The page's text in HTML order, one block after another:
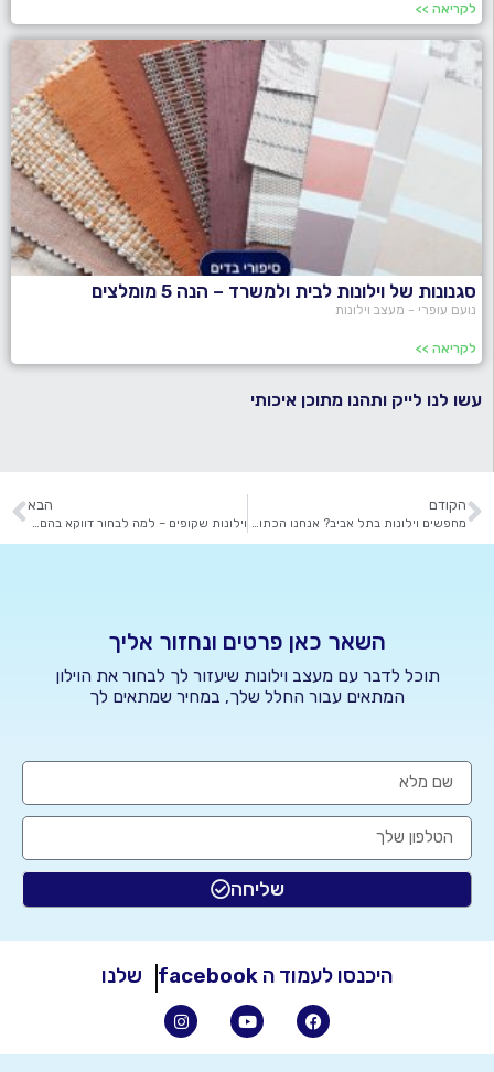
לקריאה >>
סגנונות של וילונות לבית ולמשרד – הנה 5 מומלצים
נועם עופרי - מעצב וילונות
לקריאה >>
עשו לנו לייק ותהנו מתוכן איכותי
הקודם הבא
השאר כאן פרטים ונחזור אליך
תוכל לדבר עם מעצב וילונות שיעזור לך לבחור את הוילון
המתאים עבור החלל שלך, במחיר שמתאים לך
שליחה
היכנסו לעמוד הfacebook
שלנו